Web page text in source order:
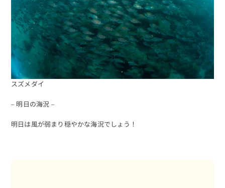
スズメダイ
– 明日の海況 –
明日は風が弱まり穏やかな海況でしょう！